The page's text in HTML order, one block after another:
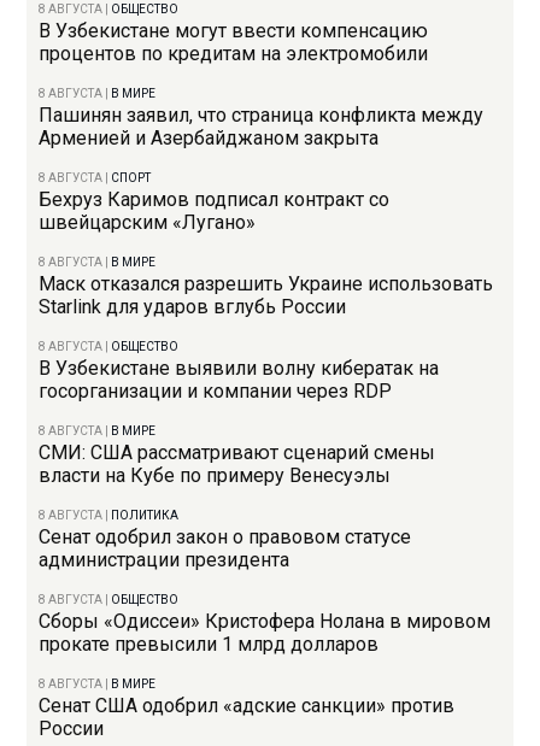
8 АВГУСТА ОБЩЕСТВО
В Узбекистане могут ввести компенсацию
процентов по кредитам на электромобили
8 АВГУСТА В МИРЕ
Пашинян заявил, что страница конфликта между
Арменией и Азербайджаном закрыта
8 АВГУСТА СПОРТ
Бехруз Каримов подписал контракт со
швейцарским «Лугано»
8 АВГУСТА В МИРЕ
Маск отказался разрешить Украине использовать
Starlink для ударов вглубь России
8 АВГУСТА ОБЩЕСТВО
В Узбекистане выявили волну кибератак на
госорганизации и компании через RDP
8 АВГУСТА В МИРЕ
СМИ: США рассматривают сценарий смены
власти на Кубе по примеру Венесуэлы
8 АВГУСТА ПОЛИТИКА
Сенат одобрил закон о правовом статусе
администрации президента
8 АВГУСТА ОБЩЕСТВО
Сборы «Одиссеи» Кристофера Нолана в мировом
прокате превысили 1 млрд долларов
8 АВГУСТА В МИРЕ
Сенат США одобрил «адские санкции» против
России